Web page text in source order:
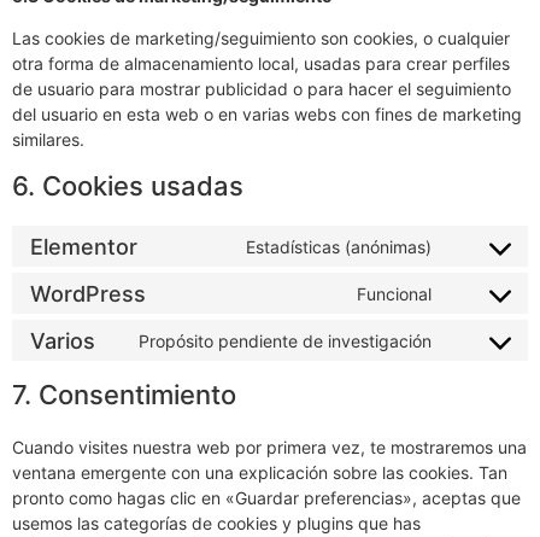
Las cookies de marketing/seguimiento son cookies, o cualquier
otra forma de almacenamiento local, usadas para crear perfiles
de usuario para mostrar publicidad o para hacer el seguimiento
del usuario en esta web o en varias webs con fines de marketing
similares.
6. Cookies usadas
Elementor Estadísticas (anónimas)
WordPress Funcional
Varios Propósito pendiente de investigación
7. Consentimiento
Cuando visites nuestra web por primera vez, te mostraremos una
ventana emergente con una explicación sobre las cookies. Tan
pronto como hagas clic en «Guardar preferencias», aceptas que
usemos las categorías de cookies y plugins que has